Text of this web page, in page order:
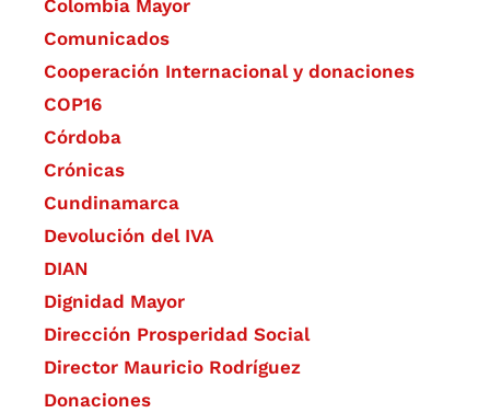
Colombia Mayor
Comunicados
Cooperación Internacional y donaciones
COP16
Córdoba
Crónicas
Cundinamarca
Devolución del IVA
DIAN
Dignidad Mayor
Dirección Prosperidad Social
Director Mauricio Rodríguez
Donaciones